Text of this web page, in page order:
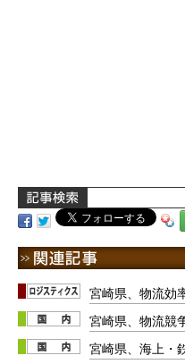
宮崎県、物流効
宮崎県、物流競
宮崎県、海上・